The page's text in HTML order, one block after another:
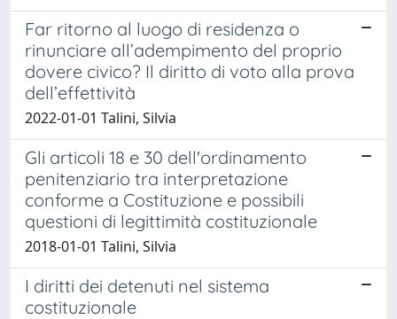
Far ritorno al luogo di residenza o
rinunciare all’adempimento del proprio
dovere civico? Il diritto di voto alla prova
dell’effettività
2022-01-01 Talini, Silvia
Gli articoli 18 e 30 dell'ordinamento
penitenziario tra interpretazione
conforme a Costituzione e possibili
questioni di legittimità costituzionale
2018-01-01 Talini, Silvia
I diritti dei detenuti nel sistema
costituzionale